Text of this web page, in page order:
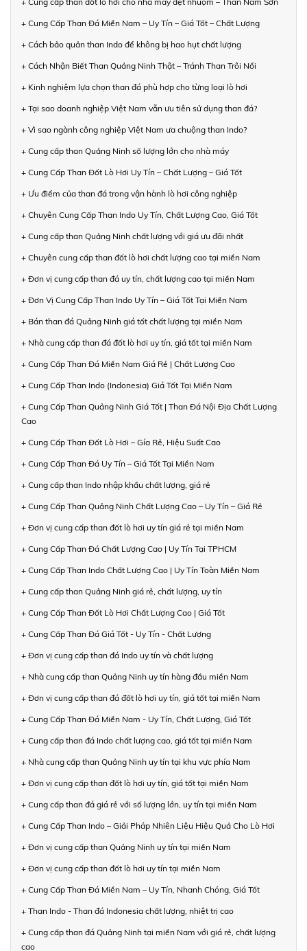
+ Cung Cấp Than Đá Miền Nam – Uy Tín – Giá Tốt – Chất Lượng
+ Cách bảo quản than Indo để không bị hao hụt chất lượng
+ Cách Nhận Biết Than Quảng Ninh Thật – Tránh Than Trôi Nổi
+ Kinh nghiệm lựa chọn than đá phù hợp cho từng loại lò hơi
+ Tại sao doanh nghiệp Việt Nam vẫn ưu tiên sử dụng than đá?
+ Vì sao ngành công nghiệp Việt Nam ưa chuộng than Indo?
+ Cung cấp than Quảng Ninh số lượng lớn cho nhà máy
+ Cung Cấp Than Đốt Lò Hơi Uy Tín – Chất Lượng – Giá Tốt
+ Ưu điểm của than đá trong vận hành lò hơi công nghiệp
+ Chuyên Cung Cấp Than Indo Uy Tín, Chất Lượng Cao, Giá Tốt
+ Cung cấp than Quảng Ninh chất lượng với giá ưu đãi nhất
+ Chuyên cung cấp than đốt lò hơi chất lượng cao tại miền Nam
+ Đơn vị cung cấp than đá uy tín, chất lượng cao tại miền Nam
+ Đơn Vị Cung Cấp Than Indo Uy Tín – Giá Tốt Tại Miền Nam
+ Bán than đá Quảng Ninh giá tốt chất lượng tại miền Nam
+ Nhà cung cấp than đá đốt lò hơi uy tín, giá tốt tại miền Nam
+ Cung Cấp Than Đá Miền Nam Giá Rẻ | Chất Lượng Cao
+ Cung Cấp Than Indo (Indonesia) Giá Tốt Tại Miền Nam
+ Cung Cấp Than Quảng Ninh Giá Tốt | Than Đá Nội Địa Chất Lượng
Cao
+ Cung Cấp Than Đốt Lò Hơi – Gía Rẻ, Hiệu Suất Cao
+ Cung Cấp Than Đá Uy Tín – Giá Tốt Tại Miền Nam
+ Cung cấp than Indo nhập khẩu chất lượng, giá rẻ
+ Cung Cấp Than Quảng Ninh Chất Lượng Cao – Uy Tín – Giá Rẻ
+ Đơn vị cung cấp than đốt lò hơi uy tín giá rẻ tại miền Nam
+ Cung Cấp Than Đá Chất Lượng Cao | Uy Tín Tại TPHCM
+ Cung Cấp Than Indo Chất Lượng Cao | Uy Tín Toàn Miền Nam
+ Cung cấp than Quảng Ninh giá rẻ, chất lượng, uy tín
+ Cung Cấp Than Đốt Lò Hơi Chất Lượng Cao | Giá Tốt
+ Cung Cấp Than Đá Giá Tốt - Uy Tín - Chất Lượng
+ Đơn vị cung cấp than đá Indo uy tín và chất lượng
+ Nhà cung cấp than Quảng Ninh uy tín hàng đầu miền Nam
+ Đơn vị cung cấp than đá đốt lò hơi uy tín, giá tốt tại miền Nam
+ Cung Cấp Than Đá Miền Nam - Uy Tín, Chất Lượng, Giá Tốt
+ Cung cấp than đá Indo chất lượng cao, giá tốt tại miền Nam
+ Nhà cung cấp than Quảng Ninh uy tín tại khu vực phía Nam
+ Đơn vị cung cấp than đốt lò hơi uy tín, giá tốt tại miền Nam
+ Cung cấp than đá giá rẻ với số lượng lớn, uy tín tại miền Nam
+ Cung Cấp Than Indo – Giải Pháp Nhiên Liệu Hiệu Quả Cho Lò Hơi
+ Đơn vị cung cấp than Quảng Ninh uy tín tại miền Nam
+ Đơn vị cung cấp than đốt lò hơi uy tín tại miền Nam
+ Cung Cấp Than Đá Miền Nam – Uy Tín, Nhanh Chóng, Giá Tốt
+ Than Indo - Than đá Indonesia chất lượng, nhiệt trị cao
+ Cung cấp than đá Quảng Ninh tại miền Nam với giá rẻ, chất lượng
cao